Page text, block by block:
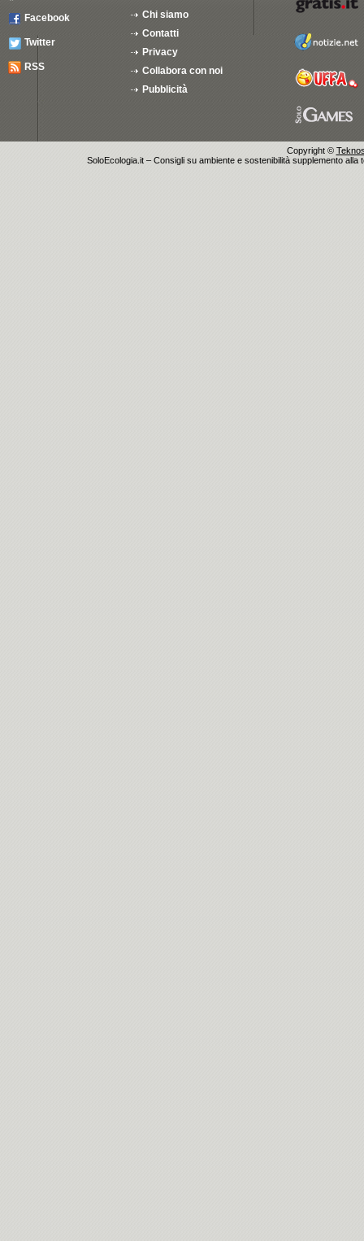
Facebook
Twitter
RSS
Chi siamo
Contatti
Privacy
Collabora con noi
Pubblicità
Copyright ©
SoloEcologia.it – Consigli su ambiente e sostenibilità supplemento